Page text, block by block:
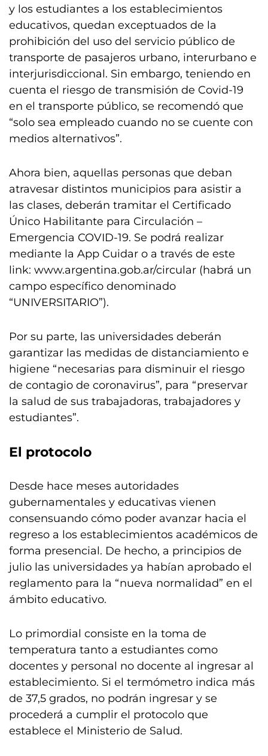
y los estudiantes a los establecimientos
educativos, quedan exceptuados de la
prohibición del uso del servicio público de
transporte de pasajeros urbano, interurbano e
interjurisdiccional. Sin embargo, teniendo en
cuenta el riesgo de transmisión de Covid-19
en el transporte público, se recomendó que
“solo sea empleado cuando no se cuente con
medios alternativos”.
Ahora bien, aquellas personas que deban
atravesar distintos municipios para asistir a
las clases, deberán tramitar el Certificado
Único Habilitante para Circulación –
Emergencia COVID-19. Se podrá realizar
mediante la App Cuidar o a través de este
link: www.argentina.gob.ar/circular (habrá un
campo específico denominado
“UNIVERSITARIO”).
Por su parte, las universidades deberán
garantizar las medidas de distanciamiento e
higiene “necesarias para disminuir el riesgo
de contagio de coronavirus”, para “preservar
la salud de sus trabajadoras, trabajadores y
estudiantes”.
El protocolo
Desde hace meses autoridades
gubernamentales y educativas vienen
consensuando cómo poder avanzar hacia el
regreso a los establecimientos académicos de
forma presencial. De hecho, a principios de
julio las universidades ya habían aprobado el
reglamento para la “nueva normalidad” en el
ámbito educativo.
Lo primordial consiste en la toma de
temperatura tanto a estudiantes como
docentes y personal no docente al ingresar al
establecimiento. Si el termómetro indica más
de 37,5 grados, no podrán ingresar y se
procederá a cumplir el protocolo que
establece el Ministerio de Salud.